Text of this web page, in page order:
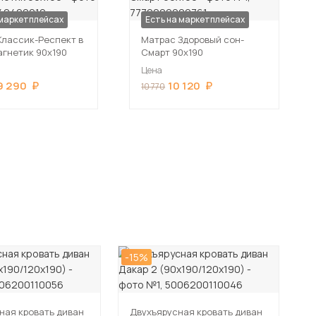
Респект в
90х190
290
Есть на маркетплейсах
Матрас Здоровый сон-
Смарт 90х190
Цена
10 770 10 120
кровать диван
-15%
Двухъярусная кровать диван